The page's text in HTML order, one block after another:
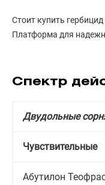
Стоит купить
Платформа для
Спектр
Двудольные
Чувствительные
Абутилон